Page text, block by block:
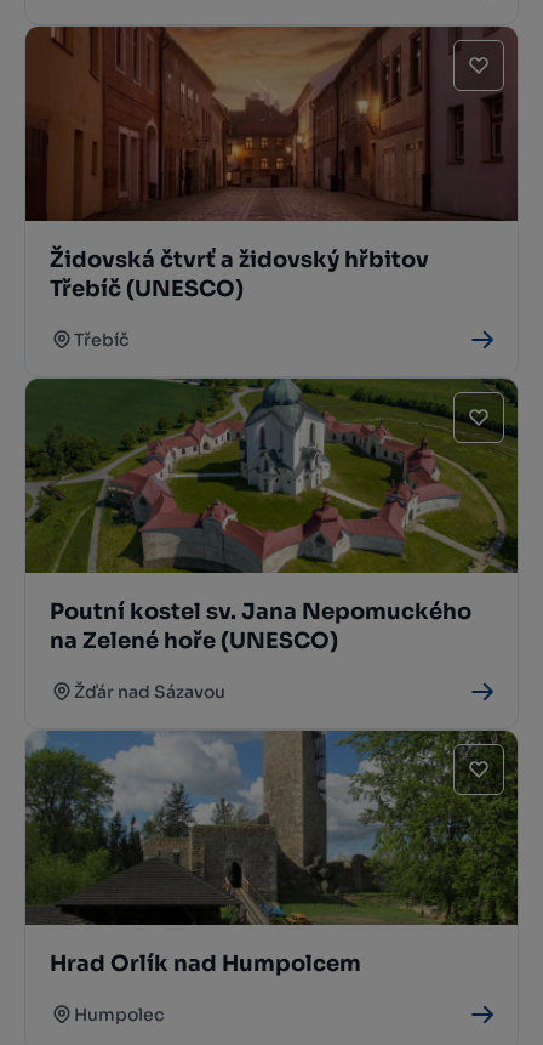
Židovská čtvrť a židovský hřbitov
Třebíč (UNESCO)
Třebíč
Poutní kostel sv. Jana Nepomuckého
na Zelené hoře (UNESCO)
Žďár nad Sázavou
Hrad Orlík nad Humpolcem
Humpolec